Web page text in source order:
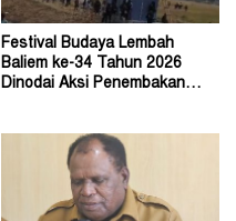
Festival Budaya Lembah
Baliem ke-34 Tahun 2026
Dinodai Aksi Penembakan